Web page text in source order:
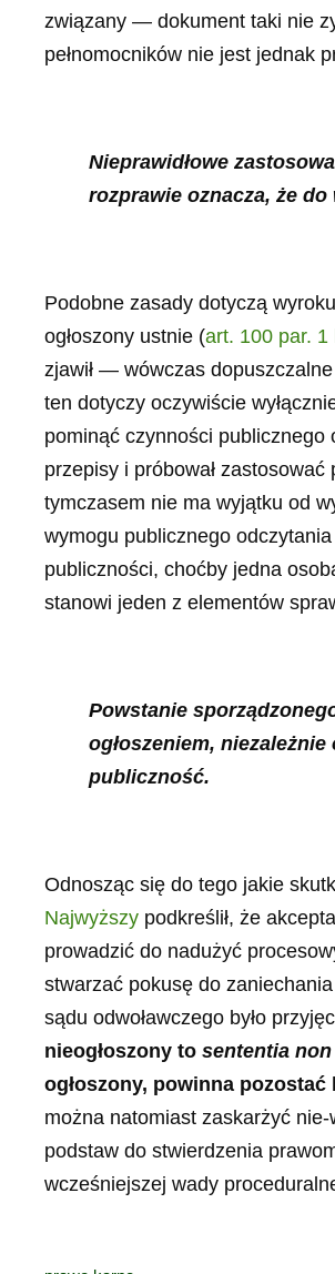
związany — dokument taki nie
pełnomocników nie jest jednak
Nieprawidłowe
rozprawie oznacza, że do
Podobne zasady dotyczą
ogłoszony ustnie (art. 100 par. 1
zjawił — wówczas
ten dotyczy oczywiście
pominąć czynności publicznego
przepisy i próbował
tymczasem nie ma wyjątku od
wymogu publicznego
publiczności, choćby jedna
stanowi jeden z elementów
Powstanie
ogłoszeniem,
publiczność.
Odnosząc się do tego jakie
Najwyższy podkreślił, że
prowadzić do nadużyć
stwarzać pokusę do
sądu odwoławczego było
nieogłoszony to sententia
ogłoszony, powinna
można natomiast zaskarżyć
podstaw do stwierdzenia
wcześniejszej wady